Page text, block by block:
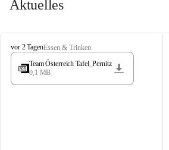
wunderschöne Naturschneepisten, die
vielfältige Angebot unserer
Überzeugen Sie sich selbst, dass Sie
in den Beherbergungsbetrieben,
Wir kennen Miesenbach als lebens-
Tradition und Innovation werden
Aktuelles
M
i
s
vor 2 TagenEssen & Trinken
Team Österreich Tafel_Pernitz
0,1 MB